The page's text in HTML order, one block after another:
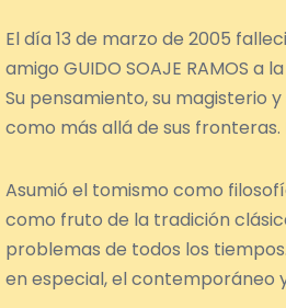
El día 13 de marzo de 2005
amigo GUIDO SOAJE RAMOS a
Su pensamiento, su magisterio
como más allá de sus
Asumió el tomismo como
como fruto de la tradición
problemas de todos los
en especial, el contemporáneo